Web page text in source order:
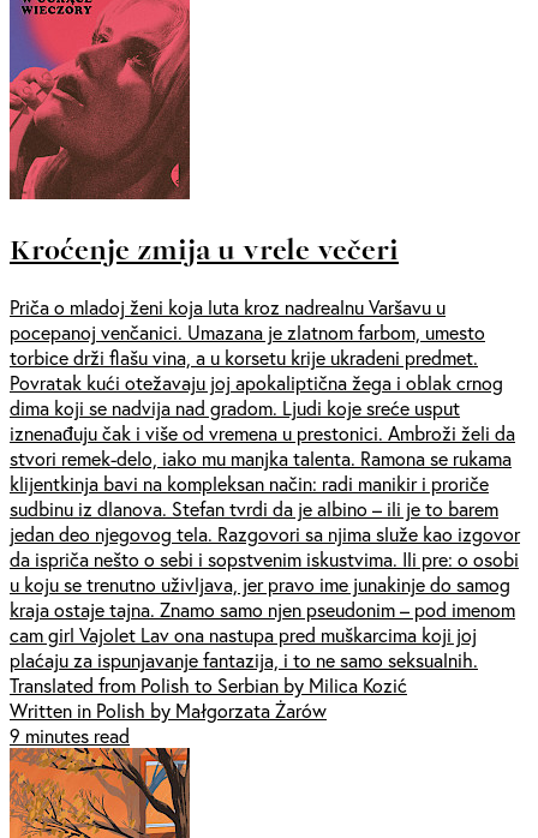
Kroćenje zmija u vrele večeri
Priča o mladoj ženi koja luta kroz nadrealnu Varšavu u
pocepanoj venčanici. Umazana je zlatnom farbom, umesto
torbice drži flašu vina, a u korsetu krije ukradeni predmet.
Povratak kući otežavaju joj apokaliptična žega i oblak crnog
dima koji se nadvija nad gradom. Ljudi koje sreće usput
iznenađuju čak i više od vremena u prestonici. Ambroži želi da
stvori remek-delo, iako mu manjka talenta. Ramona se rukama
klijentkinja bavi na kompleksan način: radi manikir i proriče
sudbinu iz dlanova. Stefan tvrdi da je albino – ili je to barem
jedan deo njegovog tela. Razgovori sa njima služe kao izgovor
da ispriča nešto o sebi i sopstvenim iskustvima. Ili pre: o osobi
u koju se trenutno uživljava, jer pravo ime junakinje do samog
kraja ostaje tajna. Znamo samo njen pseudonim – pod imenom
cam girl Vajolet Lav ona nastupa pred muškarcima koji joj
plaćaju za ispunjavanje fantazija, i to ne samo seksualnih.
Translated from Polish to Serbian by Milica Kozić
Written in Polish by Małgorzata Żarów
9 minutes read